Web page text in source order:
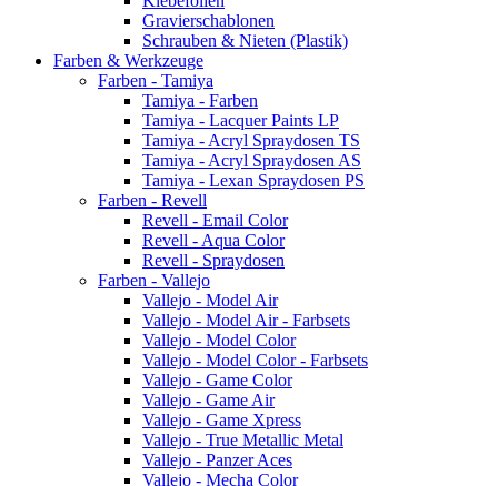
Gravierschablonen
Schrauben & Nieten (Plastik)
Farben & Werkzeuge
Farben - Tamiya
Tamiya - Farben
Tamiya - Lacquer Paints LP
Tamiya - Acryl Spraydosen TS
Tamiya - Acryl Spraydosen AS
Tamiya - Lexan Spraydosen PS
Farben - Revell
Revell - Email Color
Revell - Aqua Color
Revell - Spraydosen
Farben - Vallejo
Vallejo - Model Air
Vallejo - Model Air - Farbsets
Vallejo - Model Color
Vallejo - Model Color - Farbsets
Vallejo - Game Color
Vallejo - Game Air
Vallejo - Game Xpress
Vallejo - True Metallic Metal
Vallejo - Panzer Aces
Vallejo - Mecha Color